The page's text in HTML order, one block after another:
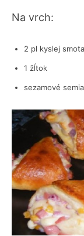
Na vrch:
2 pl kyslej
1 žĺtok
sezamové